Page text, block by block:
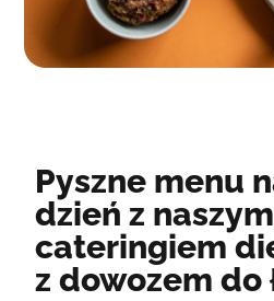
Pyszne menu
dzień z naszym
cateringiem
z dowozem do